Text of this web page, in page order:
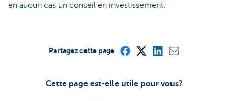
en aucun cas un conseil en investissement.
Cette page est-elle utile pour vous?
Partagez cette page